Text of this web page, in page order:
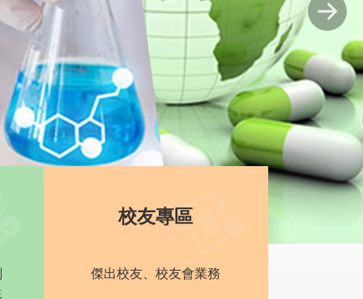
Next
校友專區
傑出校友、校友會業務